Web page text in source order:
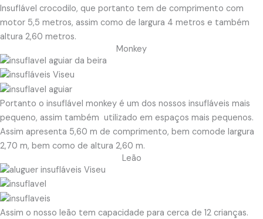
Insuflável crocodilo, que portanto tem de comprimento com
motor 5,5 metros, assim como de largura 4 metros e também
altura 2,60 metros.
Monkey
Portanto o insuflável monkey é um dos nossos insufláveis mais
pequeno, assim também utilizado em espaços mais pequenos.
Assim apresenta 5,60 m de comprimento, bem comode largura
2,70 m, bem como de altura 2,60 m.
Leão
Assim o nosso leão tem capacidade para cerca de 12 crianças.